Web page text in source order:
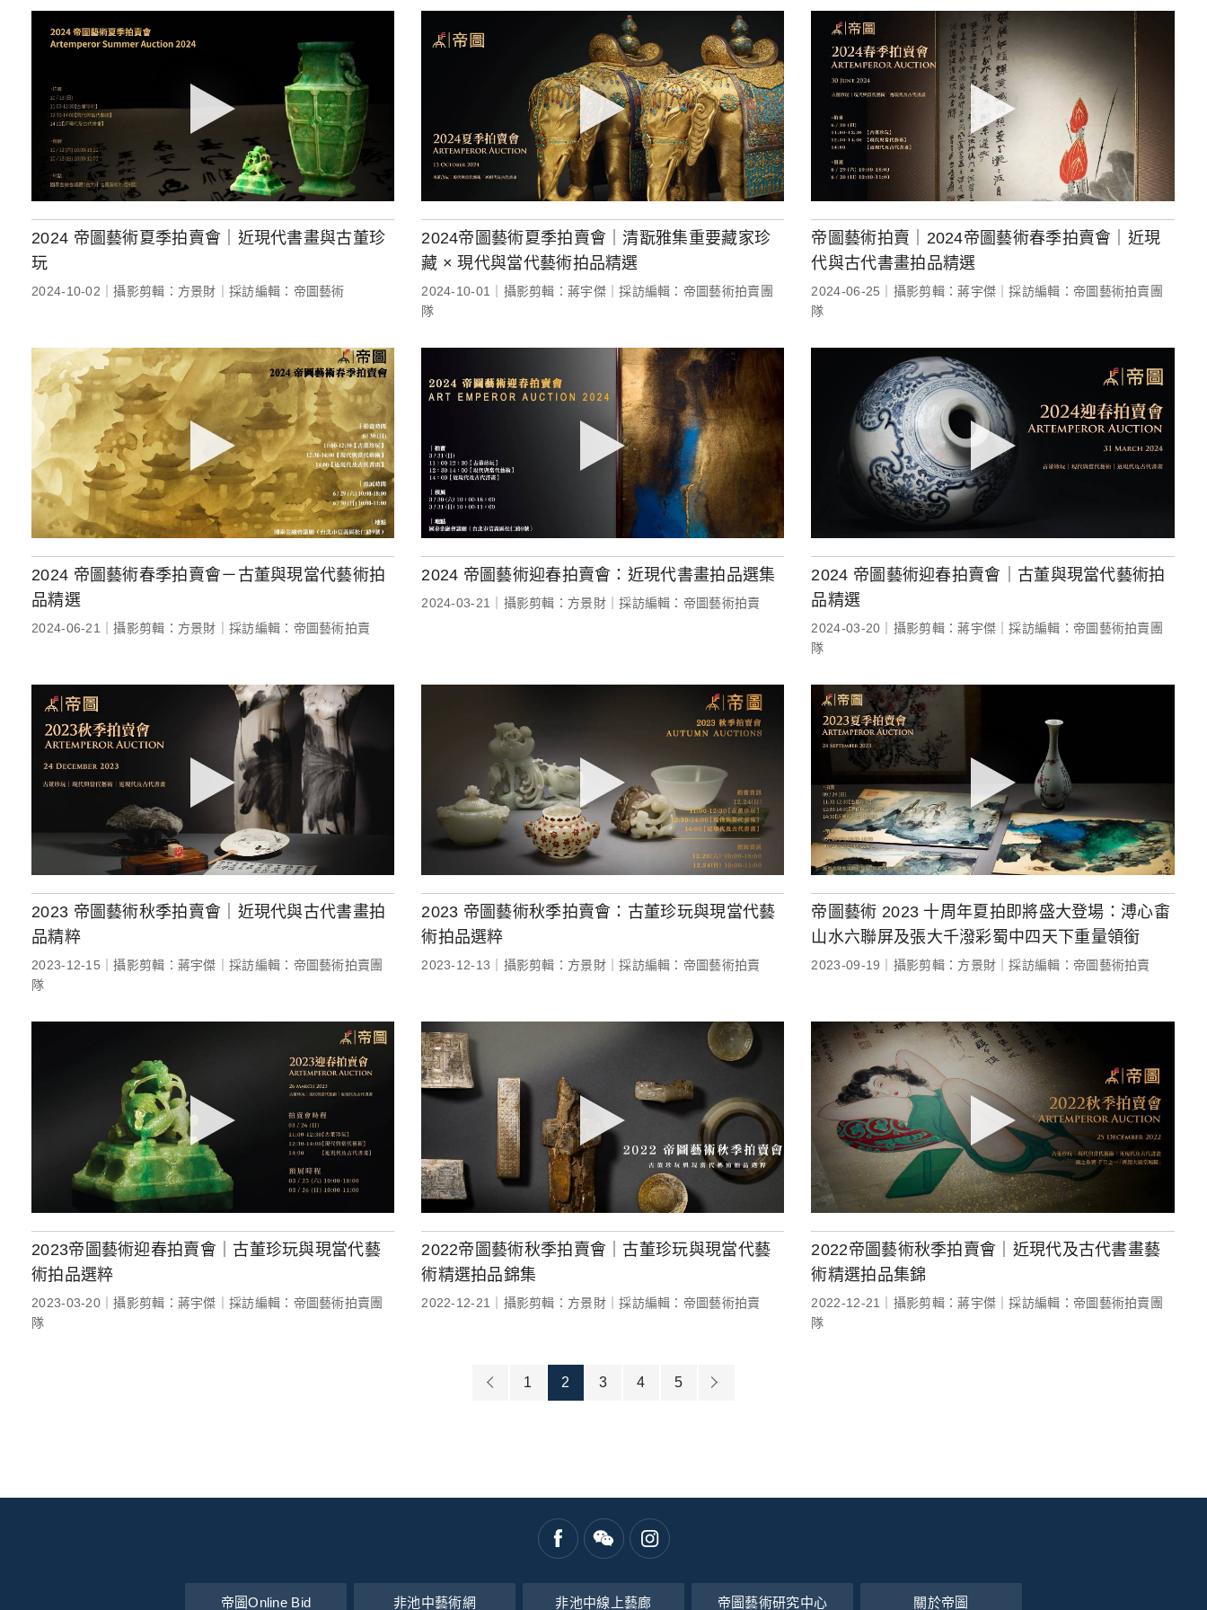
2024 帝圖藝術夏季拍賣會｜近現代書畫與古董珍
玩
2024-10-02｜攝影剪輯：方景財｜採訪編輯：帝圖藝術
2024帝圖藝術夏季拍賣會｜清翫雅集重要藏家珍
藏 × 現代與當代藝術拍品精選
2024-10-01｜攝影剪輯：蔣宇傑｜採訪編輯：帝圖藝術拍賣團
隊
帝圖藝術拍賣｜2024帝圖藝術春季拍賣會｜近現
代與古代書畫拍品精選
2024-06-25｜攝影剪輯：蔣宇傑｜採訪編輯：帝圖藝術拍賣團
隊
2024 帝圖藝術春季拍賣會－古董與現當代藝術拍
品精選
2024-06-21｜攝影剪輯：方景財｜採訪編輯：帝圖藝術拍賣
2024 帝圖藝術迎春拍賣會：近現代書畫拍品選集
2024-03-21｜攝影剪輯：方景財｜採訪編輯：帝圖藝術拍賣
2024 帝圖藝術迎春拍賣會｜古董與現當代藝術拍
品精選
2024-03-20｜攝影剪輯：蔣宇傑｜採訪編輯：帝圖藝術拍賣團
隊
2023 帝圖藝術秋季拍賣會｜近現代與古代書畫拍
品精粹
2023-12-15｜攝影剪輯：蔣宇傑｜採訪編輯：帝圖藝術拍賣團
隊
2023 帝圖藝術秋季拍賣會：古董珍玩與現當代藝
術拍品選粹
2023-12-13｜攝影剪輯：方景財｜採訪編輯：帝圖藝術拍賣
帝圖藝術 2023 十周年夏拍即將盛大登場：溥心畬
山水六聯屏及張大千潑彩蜀中四天下重量領銜
2023-09-19｜攝影剪輯：方景財｜採訪編輯：帝圖藝術拍賣
2023帝圖藝術迎春拍賣會｜古董珍玩與現當代藝
術拍品選粹
2023-03-20｜攝影剪輯：蔣宇傑｜採訪編輯：帝圖藝術拍賣團
隊
2022帝圖藝術秋季拍賣會｜古董珍玩與現當代藝
術精選拍品錦集
2022-12-21｜攝影剪輯：方景財｜採訪編輯：帝圖藝術拍賣
2022帝圖藝術秋季拍賣會｜近現代及古代書畫藝
術精選拍品集錦
2022-12-21｜攝影剪輯：蔣宇傑｜採訪編輯：帝圖藝術拍賣團
隊
1 2 3 4 5
帝圖Online Bid 非池中藝術網 非池中線上藝廊 帝圖藝術研究中心 關於帝圖